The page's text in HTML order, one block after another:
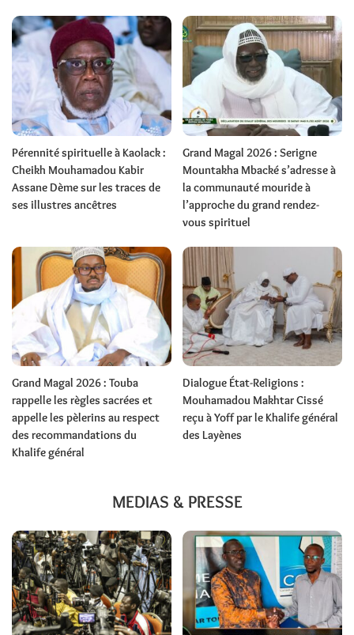
Pérennité spirituelle à Kaolack :
Cheikh Mouhamadou Kabir
Assane Dème sur les traces de
ses illustres ancêtres
Grand Magal 2026 : Serigne
Mountakha Mbacké s’adresse à
la communauté mouride à
l’approche du grand rendez-
vous spirituel
Grand Magal 2026 : Touba
rappelle les règles sacrées et
appelle les pèlerins au respect
des recommandations du
Khalife général
Dialogue État-Religions :
Mouhamadou Makhtar Cissé
reçu à Yoff par le Khalife général
des Layènes
MEDIAS & PRESSE